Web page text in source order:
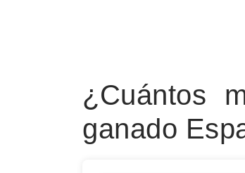
¿Cuántos
ganado